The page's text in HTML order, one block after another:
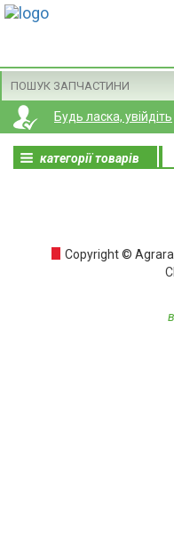
Будь ласка, увійдіть
категорії товарів
Copyright ©